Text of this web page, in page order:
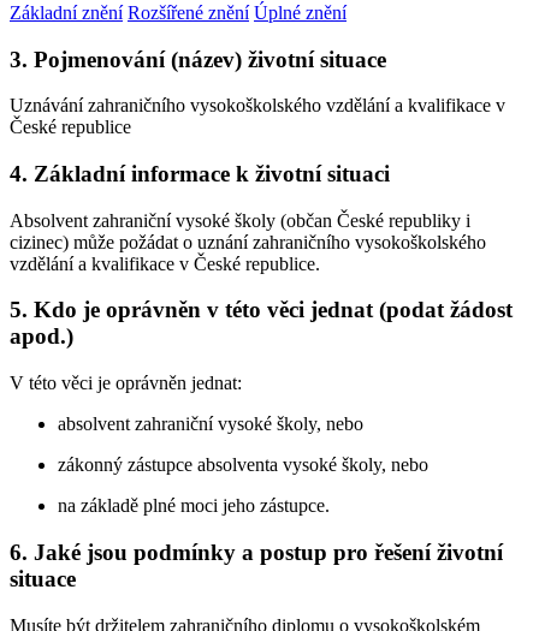
Základní znění Rozšířené znění Úplné znění
3. Pojmenování (název) životní situace
Uznávání zahraničního vysokoškolského vzdělání a kvalifikace v
České republice
4. Základní informace k životní situaci
Absolvent zahraniční vysoké školy (občan České republiky i
cizinec) může požádat o uznání zahraničního vysokoškolského
vzdělání a kvalifikace v České republice.
5. Kdo je oprávněn v této věci jednat (podat žádost
apod.)
V této věci je oprávněn jednat:
absolvent zahraniční vysoké školy, nebo
zákonný zástupce absolventa vysoké školy, nebo
na základě plné moci jeho zástupce.
6. Jaké jsou podmínky a postup pro řešení životní
situace
Musíte být držitelem zahraničního diplomu o vysokoškolském